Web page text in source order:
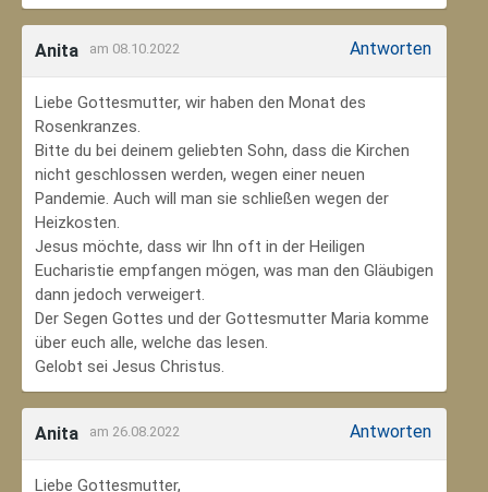
Anita am 08.10.2022 Antworten
Liebe Gottesmutter, wir haben den Monat des
Rosenkranzes.
Bitte du bei deinem geliebten Sohn, dass die Kirchen
nicht geschlossen werden, wegen einer neuen
Pandemie. Auch will man sie schließen wegen der
Heizkosten.
Jesus möchte, dass wir Ihn oft in der Heiligen
Eucharistie empfangen mögen, was man den Gläubigen
dann jedoch verweigert.
Der Segen Gottes und der Gottesmutter Maria komme
über euch alle, welche das lesen.
Gelobt sei Jesus Christus.
Anita am 26.08.2022 Antworten
Liebe Gottesmutter,